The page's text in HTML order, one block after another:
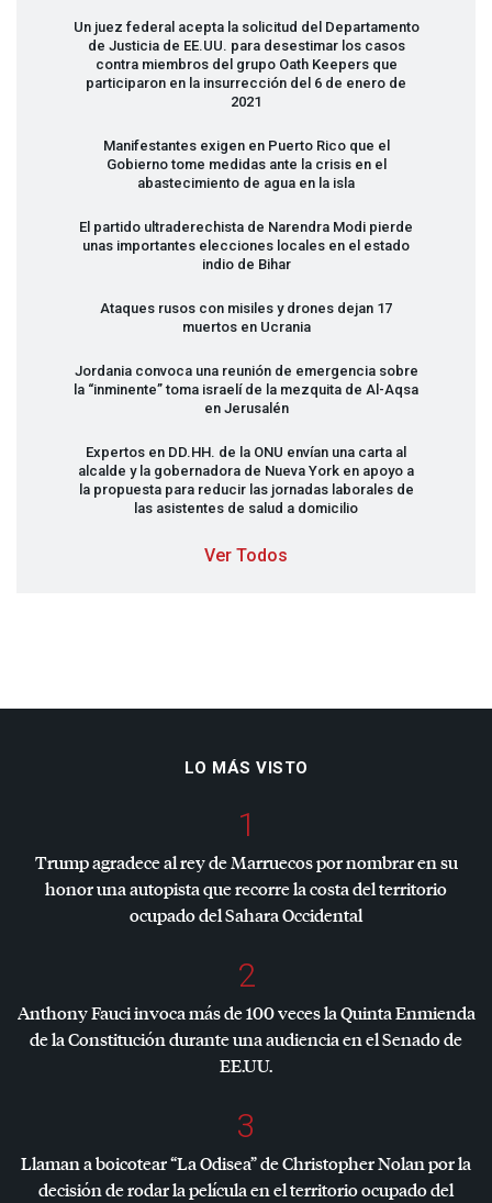
Un juez federal acepta la solicitud del Departamento
de Justicia de EE.UU. para desestimar los casos
contra miembros del grupo Oath Keepers que
participaron en la insurrección del 6 de enero de
2021
Manifestantes exigen en Puerto Rico que el
Gobierno tome medidas ante la crisis en el
abastecimiento de agua en la isla
El partido ultraderechista de Narendra Modi pierde
unas importantes elecciones locales en el estado
indio de Bihar
Ataques rusos con misiles y drones dejan 17
muertos en Ucrania
Jordania convoca una reunión de emergencia sobre
la “inminente” toma israelí de la mezquita de Al-Aqsa
en Jerusalén
Expertos en DD.HH. de la ONU envían una carta al
alcalde y la gobernadora de Nueva York en apoyo a
la propuesta para reducir las jornadas laborales de
las asistentes de salud a domicilio
Ver Todos
LO MÁS VISTO
1
Trump agradece al rey de Marruecos por nombrar en su
honor una autopista que recorre la costa del territorio
ocupado del Sahara Occidental
2
Anthony Fauci invoca más de 100 veces la Quinta Enmienda
de la Constitución durante una audiencia en el Senado de
EE.UU.
3
Llaman a boicotear “La Odisea” de Christopher Nolan por la
decisión de rodar la película en el territorio ocupado del